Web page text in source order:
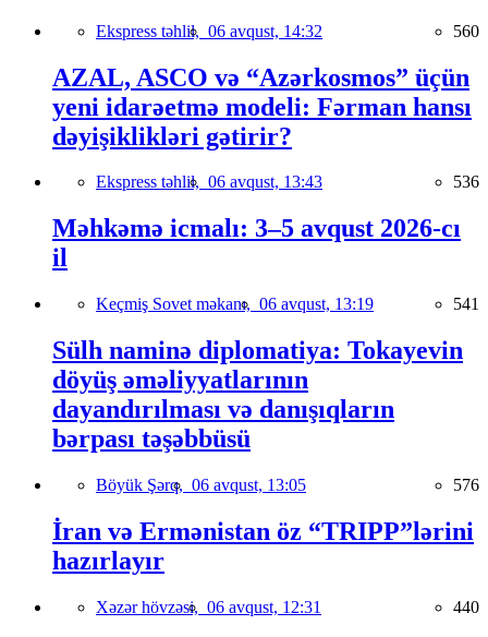
Ekspress təhlil, 06 avqust, 14:32 560
AZAL, ASCO və “Azərkosmos” üçün
yeni idarəetmə modeli: Fərman hansı
dəyişiklikləri gətirir?
Ekspress təhlil, 06 avqust, 13:43 536
Məhkəmə icmalı: 3–5 avqust 2026-cı
il
Keçmiş Sovet məkanı, 06 avqust, 13:19 541
Sülh naminə diplomatiya: Tokayevin
döyüş əməliyyatlarının
dayandırılması və danışıqların
bərpası təşəbbüsü
Böyük Şərq, 06 avqust, 13:05 576
İran və Ermənistan öz “TRIPP”lərini
hazırlayır
Xəzər hövzəsi, 06 avqust, 12:31 440